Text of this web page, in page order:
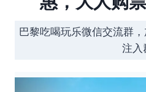
巴黎吃喝玩乐微信交流群
注入